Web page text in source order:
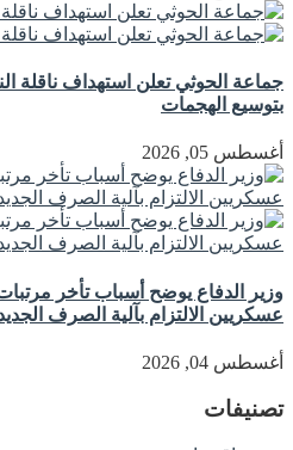
جماعة الحوثي تعلن استهداف ناقلة
بتوسيع الهجمات
أغسطس 05, 2026
وزير الدفاع يوضح أسباب تأخر
عسكريين الالتزام بآلية الصرف
أغسطس 04, 2026
تصنيفات